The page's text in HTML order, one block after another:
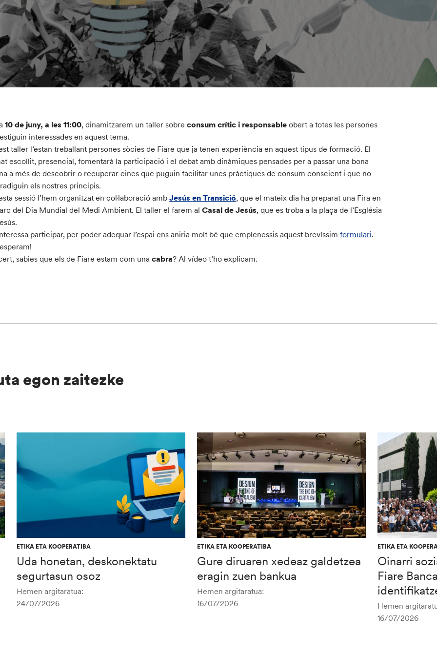
10 de juny, a les 11:00, dinamitzarem un taller sobreconsum crític i responsable obert a totes les persones
interessades en aquest tema.
taller l’estan treballant persones sòcies de Fiare que ja tenen experiència en aquest tipus de formació. El
escollit, presencial, fomentarà la participació i el debat amb dinàmiques pensades per a passar una bona
a més de descobrir o recuperar eines que puguin facilitar unes pràctiques de consum conscient i que no
els nostres principis.
sessió l’hem organitzat en col·laboració ambJesús en Transició, que el mateix dia ha preparat una Fira en
del Dia Mundial del Medi Ambient. El taller el farem alCasal de Jesús, que es troba a la plaça de l’Església
participar, per poder adequar l’espai ens aniria molt bé que emplenessis aquest brevíssimformulari.
sabies que els de Fiare estam com unacabra? Al vídeo t’ho explicam.
egon zaitezke
ETIKA ETA KOOPERATIBA
Uda honetan, deskonektatu
segurtasun osoz
Hemen argitaratua:
24/07/2026
ETIKA ETA KOOPERATIBA
Gure diruaren xedeaz galdetzea
eragin zuen bankua
Hemen argitaratua:
16/07/2026
ETIKA ETA
Oinarri
Fiare
Hemen
16/07/2026